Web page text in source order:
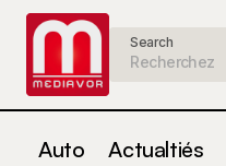
Search
Auto Actualtiés